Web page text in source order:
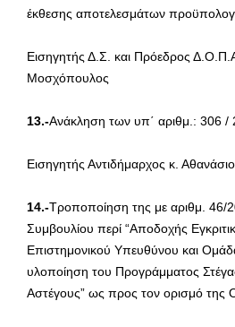
έκθεσης αποτελεσμάτων
Εισηγητής Δ.Σ. και Πρόεδρος
Μοσχόπουλος
13.-Ανάκληση των υπ΄ αριθμ.: 306 /
Εισηγητής Αντιδήμαρχος κ.
14.-Τροποποίηση της με αριθμ. 46/
Συμβουλίου περί “Αποδοχής
Επιστημονικού Υπευθύνου και
υλοποίηση του Προγράμματος
Αστέγους” ως προς τον ορισμό της